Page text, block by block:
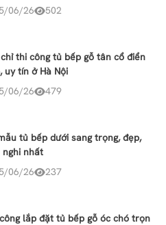
06/26 502
thi công tủ bếp gỗ tân cổ điển
uy tín ở Hà Nội
06/26
479
tủ bếp dưới sang trọng, đẹp,
nghi nhất
06/26
237
lắp đặt tủ bếp gỗ óc chó trọn